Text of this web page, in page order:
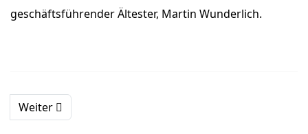
geschäftsführender Ältester, Martin Wunderlich.
Weiter